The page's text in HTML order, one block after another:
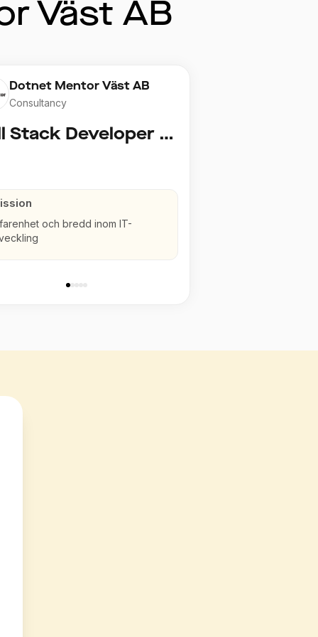
Väst AB
Dotnet Mentor Väst AB
Consultancy
Full Stack Developer (senior)
och bredd inom IT-